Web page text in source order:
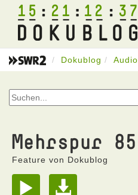
15 21 12 37
Dokublog Audio
Mehrspur 85
Feature von Dokublog